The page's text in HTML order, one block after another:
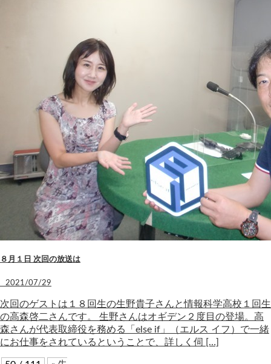
８月１日 次回の放送は
2021/07/29
次回のゲストは１８回生の生野貴子さんと情報科学高校１回生
の高森啓二さんです。 生野さんはオギデン２度目の登場。高
森さんが代表取締役を務める「else if」（エルス イフ）で一緒
にお仕事をされているということで、詳しく伺 […]